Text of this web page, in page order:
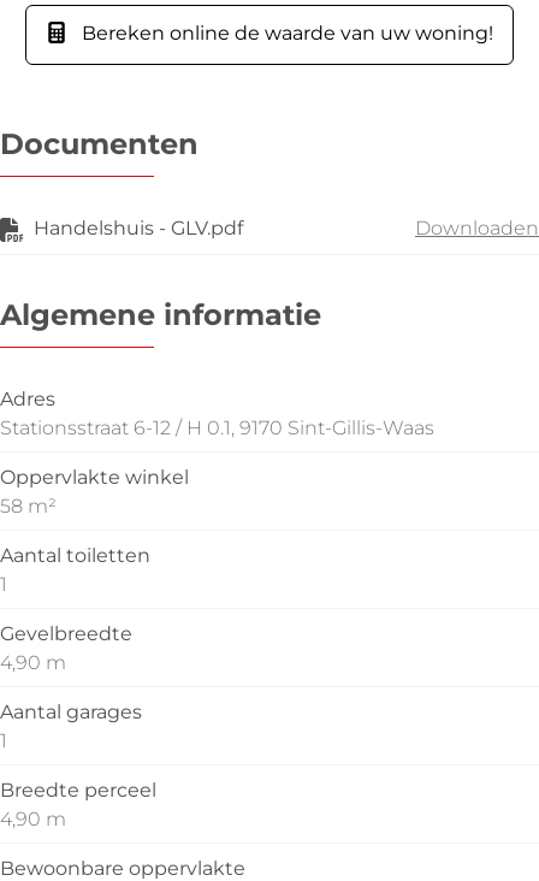
Bereken online de waarde van uw woning!
Documenten
Handelshuis - GLV.pdf Downloaden
Algemene informatie
Adres
Stationsstraat 6-12 / H 0.1, 9170 Sint-Gillis-Waas
Oppervlakte winkel
58 m²
Aantal toiletten
1
Gevelbreedte
4,90 m
Aantal garages
1
Breedte perceel
4,90 m
Bewoonbare oppervlakte